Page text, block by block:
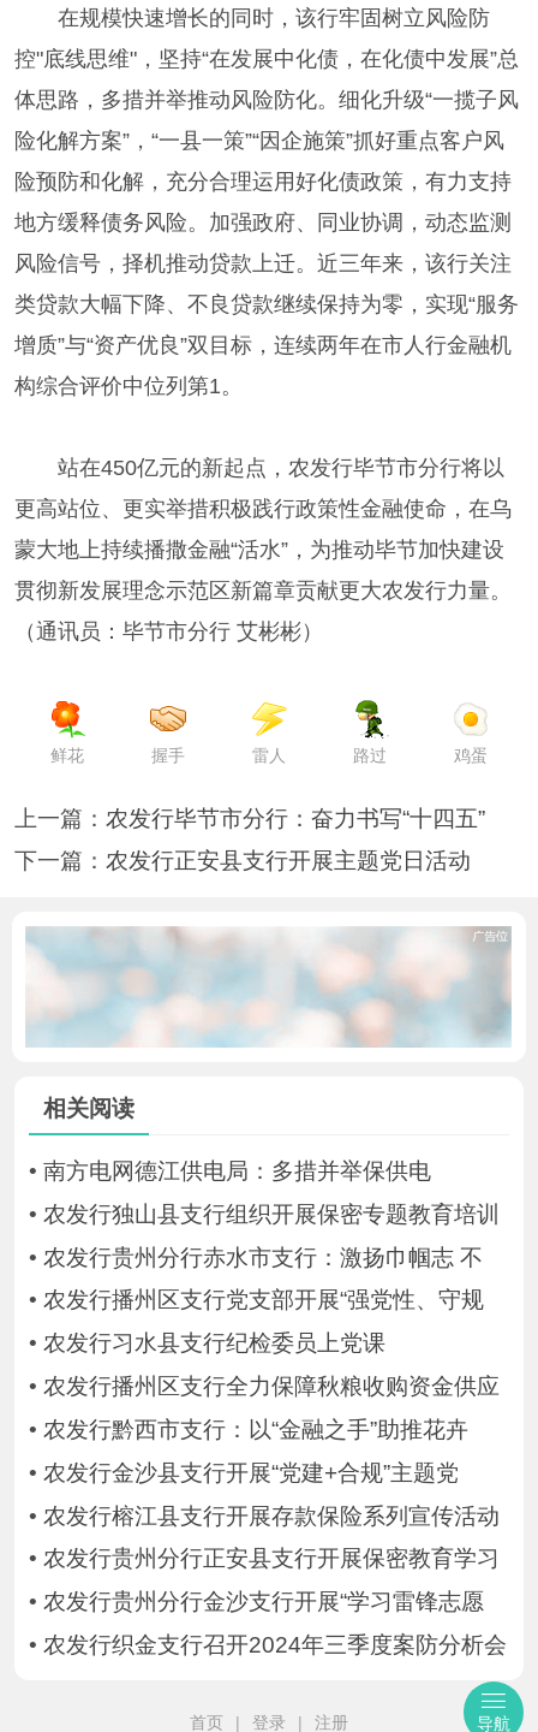
在规模快速增长的同时，该行牢固树立风险防
控"底线思维"，坚持“在发展中化债，在化债中发展”总
体思路，多措并举推动风险防化。细化升级“一揽子风
险化解方案”，“一县一策”“因企施策”抓好重点客户风
险预防和化解，充分合理运用好化债政策，有力支持
地方缓释债务风险。加强政府、同业协调，动态监测
风险信号，择机推动贷款上迁。近三年来，该行关注
类贷款大幅下降、不良贷款继续保持为零，实现“服务
增质”与“资产优良”双目标，连续两年在市人行金融机
构综合评价中位列第1。
站在450亿元的新起点，农发行毕节市分行将以
更高站位、更实举措积极践行政策性金融使命，在乌
蒙大地上持续播撒金融“活水”，为推动毕节加快建设
贯彻新发展理念示范区新篇章贡献更大农发行力量。
（通讯员：毕节市分行 艾彬彬）
鲜花 握手 雷人 路过 鸡蛋
上一篇： 农发行毕节市分行：奋力书写“十四五”
下一篇： 农发行正安县支行开展主题党日活动
相关阅读
• 南方电网德江供电局：多措并举保供电
• 农发行独山县支行组织开展保密专题教育培训
• 农发行贵州分行赤水市支行：激扬巾帼志 不
• 农发行播州区支行党支部开展“强党性、守规
• 农发行习水县支行纪检委员上党课
• 农发行播州区支行全力保障秋粮收购资金供应
• 农发行黔西市支行：以“金融之手”助推花卉
• 农发行金沙县支行开展“党建+合规”主题党
• 农发行榕江县支行开展存款保险系列宣传活动
• 农发行贵州分行正安县支行开展保密教育学习
• 农发行贵州分行金沙支行开展“学习雷锋志愿
• 农发行织金支行召开2024年三季度案防分析会
首页 | 登录 | 注册 导航